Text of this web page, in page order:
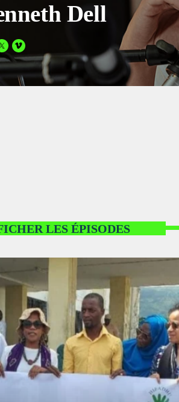
Dell
ullamcorper consequat pharetra. Etiam et
LES ÉPISODES